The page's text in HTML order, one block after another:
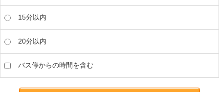
15分以内
20分以内
バス停からの時間を含む